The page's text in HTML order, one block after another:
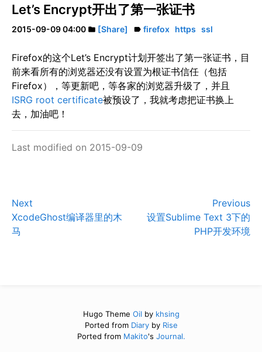
Let’s Encrypt开出了第一张证书
2015-09-09 04:00 folder [Share] label firefox https ssl
Firefox的这个Let’s Encrypt计划开签出了第一张证书，目
前来看所有的浏览器还没有设置为根证书信任（包括
Firefox），等更新吧，等各家的浏览器升级了，并且
ISRG root certificate被预设了，我就考虑把证书换上
去，加油吧！
Last modified on 2015-09-09
Next
XcodeGhost编译器里的木
马
Previous
设置Sublime Text 3下的
PHP开发环境
Hugo Theme Oil by khsing
Ported from Diaryby Rise
Ported from Makito's Journal.